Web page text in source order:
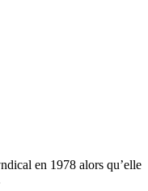
en 1978 alors qu’elle